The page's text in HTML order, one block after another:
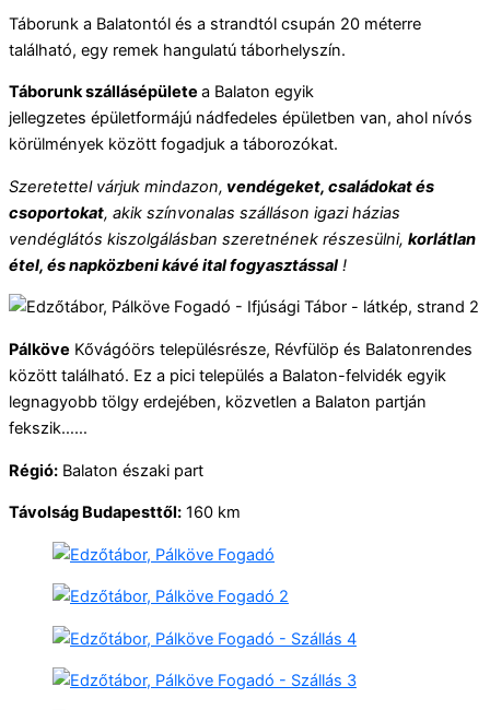
Táborunk a Balatontól és a strandtól csupán 20 méterre
található, egy remek hangulatú táborhelyszín.
Táborunk szállásépülete a Balaton egyik
jellegzetes épületformájú nádfedeles épületben van, ahol nívós
körülmények között fogadjuk a táborozókat.
Szeretettel várjuk mindazon, vendégeket, családokat és
csoportokat, akik színvonalas szálláson igazi házias
vendéglátós kiszolgálásban szeretnének részesülni, korlátlan
étel, és napközbeni kávé ital fogyasztással !
Pálköve Kővágóörs településrésze, Révfülöp és Balatonrendes
között található. Ez a pici település a Balaton-felvidék egyik
legnagyobb tölgy erdejében, közvetlen a Balaton partján
fekszik……
Régió: Balaton északi part
Távolság Budapesttől: 160 km